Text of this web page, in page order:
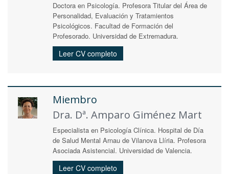
Doctora en Psicología. Profesora Titular del Área de
Personalidad, Evaluación y Tratamientos
Psicológicos. Facultad de Formación del
Profesorado. Universidad de Extremadura.
Leer CV completo
Miembro
Dra. Dª. Amparo Giménez Mart
Especialista en Psicología Clínica. Hospital de Día
de Salud Mental Arnau de Vilanova Llíria. Profesora
Asociada Asistencial. Universidad de Valencia.
Leer CV completo